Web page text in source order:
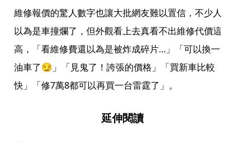
維修報價的驚人數字也讓大批網友難以置信，不少人
以為是車撞爛了，但外觀看上去真看不出維修代價這
高，「看維修費還以為是被炸成碎片…」「可以換一
油車了😏」「見鬼了！誇張的價格」「買新車比較
快」「修7萬8都可以再買一台雷霆了」。
延伸閱讀